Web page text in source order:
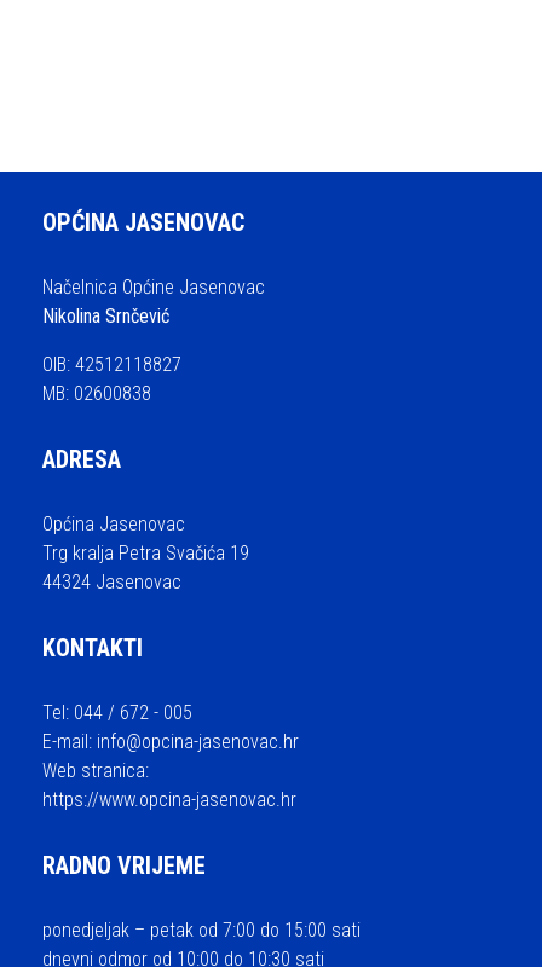
OPĆINA JASENOVAC
Načelnica Općine Jasenovac
Nikolina Srnčević
OIB: 42512118827
MB: 02600838
ADRESA
Općina Jasenovac
Trg kralja Petra Svačića 19
44324 Jasenovac
KONTAKTI
Tel: 044 / 672 - 005
E-mail: info@opcina-jasenovac.hr
Web stranica:
https://www.opcina-jasenovac.hr
RADNO VRIJEME
ponedjeljak – petak od 7:00 do 15:00 sati
dnevni odmor od 10:00 do 10:30 sati